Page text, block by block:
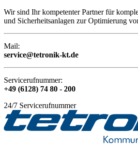
Wir sind Ihr kompetenter Partner für
und Sicherheitsanlagen zur Optimierung
Mail:
service@tetronik-kt.de
Servicerufnummer:
+49 (6128) 74 80 - 200
24/7 Servicerufnummer